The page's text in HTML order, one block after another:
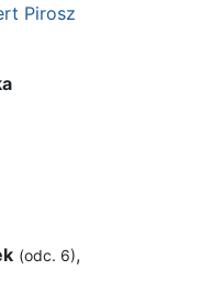
Pirosz
(odc. 6),